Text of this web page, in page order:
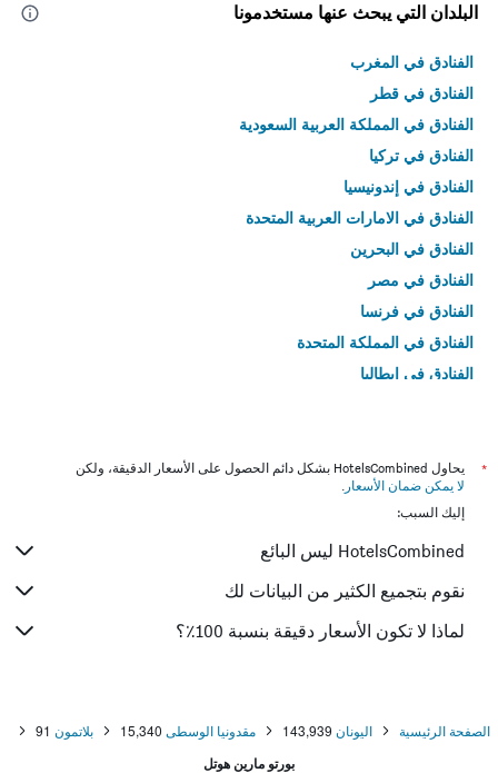
البلدان التي يبحث عنها مستخدمونا
الفنادق في المغرب
الفنادق في قطر
الفنادق في المملكة العربية السعودية
الفنادق في تركيا
الفنادق في إندونيسيا
الفنادق في الامارات العربية المتحدة
الفنادق في البحرين
الفنادق في مصر
الفنادق في فرنسا
الفنادق في المملكة المتحدة
الفنادق في إيطاليا
*
يحاول HotelsCombined بشكل دائم الحصول على الأسعار الدقيقة، ولكن
لا يمكن ضمان الأسعار .
إليك السبب:
HotelsCombined ليس البائع
نقوم بتجميع الكثير من البيانات لك
لماذا لا تكون الأسعار دقيقة بنسبة 100٪؟
الصفحة الرئيسية اليونان 143,939 مقدونيا الوسطى 15,340 بلاتمون 91
بورتو مارين هوتل